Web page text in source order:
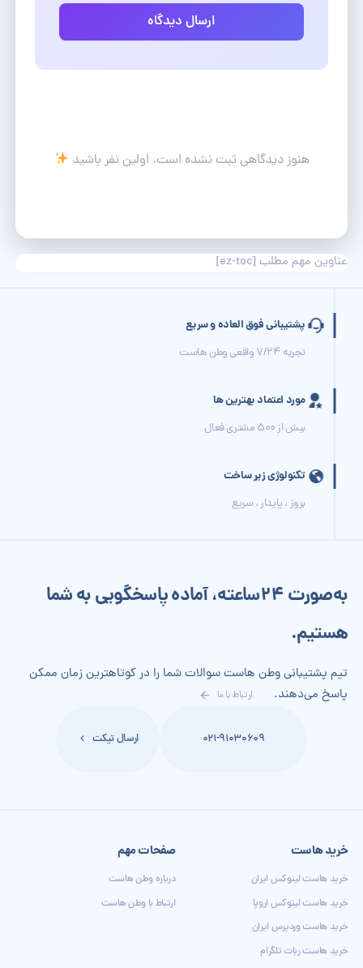
ارسال دیدگاه
هنوز دیدگاهی ثبت نشده است. اولین نفر باشید
عناوین مهم مطلب [ez-toc]
پشتیبانی فوق العاده و سریع
تجربه 7/24 واقعی وطن هاست
مورد اعتماد بهترین ها
بیش از 500 مشتری فعال
تکنولوژی زیر ساخت
بروز ، پایدار ، سریع
به‌صورت 24‌ساعته، آماده پاسخگویی به شما
هستیم.
تیم پشتیبانی وطن هاست سوالات شما را در کوتاهترین زمان ممکن
پاسخ می‌دهند.
ارتباط با ما
021-91030609 ارسال تیکت
خرید هاست
خرید هاست لینوکس ایران
خرید هاست لینوکس اروپا
خرید هاست وردپرس ایران
خرید هاست ربات تلگرام
صفحات مهم
درباره وطن هاست
ارتباط با وطن هاست